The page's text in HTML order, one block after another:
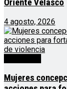
Oriente Velasco
4 agosto, 2026
Mujeres